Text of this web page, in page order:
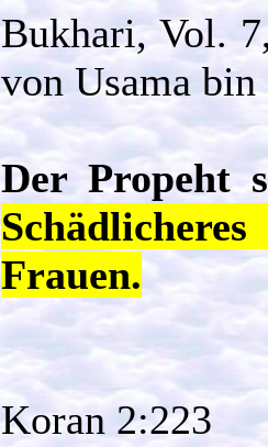
Bukhari, Vol.
von Usama
Der Propeht
Frauen.
Koran 2:223